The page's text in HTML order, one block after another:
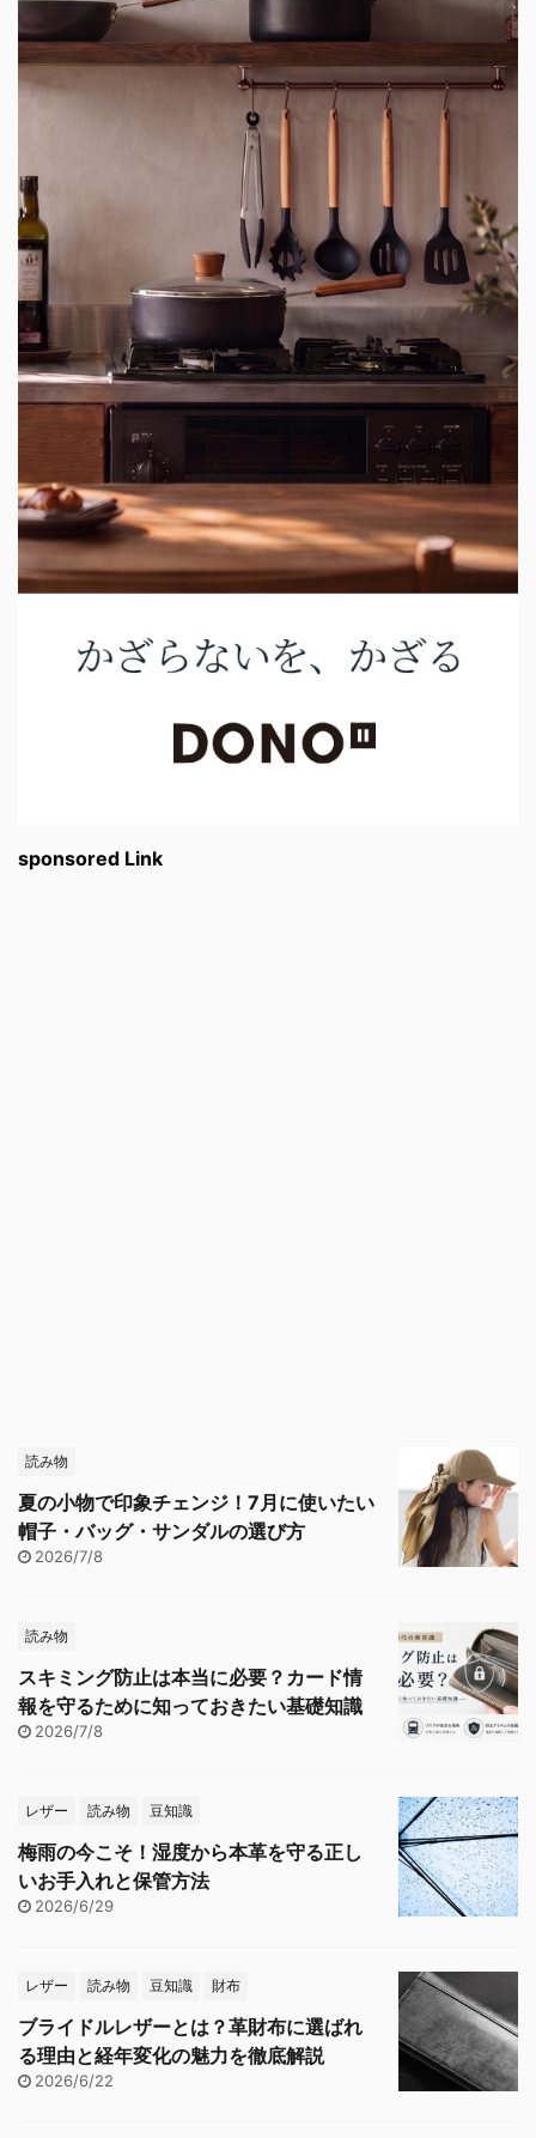
sponsored Link
読み物
夏の小物で印象チェンジ！7月に使いたい
帽子・バッグ・サンダルの選び方
2026/7/8
読み物
スキミング防止は本当に必要？カード情
報を守るために知っておきたい基礎知識
2026/7/8
レザー 読み物 豆知識
梅雨の今こそ！湿度から本革を守る正し
いお手入れと保管方法
2026/6/29
レザー 読み物 豆知識 財布
ブライドルレザーとは？革財布に選ばれ
る理由と経年変化の魅力を徹底解説
2026/6/22